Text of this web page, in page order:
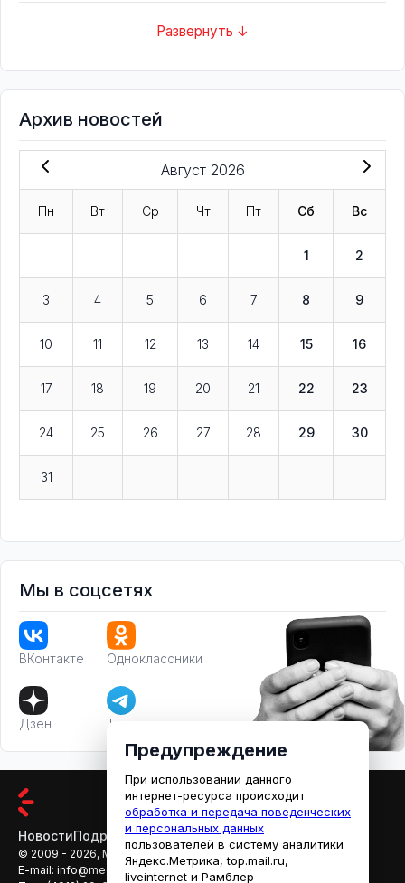
Развернуть ↓
Архив новостей
Август 2026
Пн Вт Ср Чт Пт Сб Вс
1 2
3 4 5 6 7 8 9
10 11 12 13 14 15 16
17 18 19 20 21 22 23
24 25 26 27 28 29 30
31
Мы в соцсетях
ВКонтакте Одноклассники
Дзен Телеграм
НовостиПодробностиАфишаКино
© 2009 - 2026, МЕДИАРЯЗАНЬ
E-mail: info@mediaryazan.ru,reklama@mediaryazan.ru
Предупреждение
При использовании данного
интернет-ресурса происходит
обработка и передача поведенческих
и персональных данных
пользователей в систему аналитики
Яндекс.Метрика, top.mail.ru,
liveinternet и Рамблер